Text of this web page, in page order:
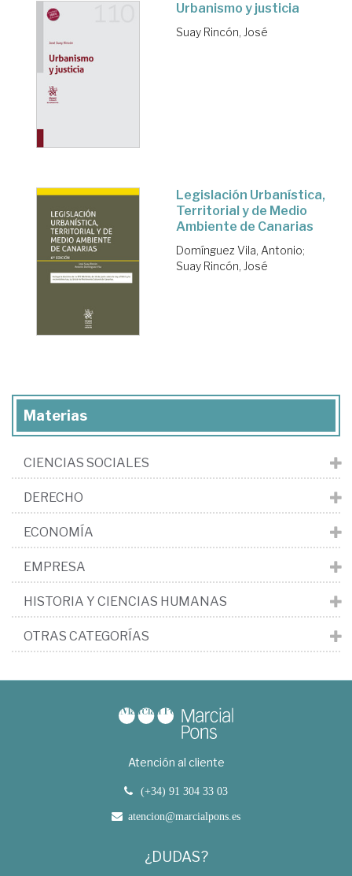
Urbanismo y justicia
Suay Rincón, José
Legislación Urbanística,
Territorial y de Medio
Ambiente de Canarias
Domínguez Vila, Antonio;
Suay Rincón, José
Materias
CIENCIAS SOCIALES
DERECHO
ECONOMÍA
EMPRESA
HISTORIA Y CIENCIAS HUMANAS
OTRAS CATEGORÍAS
Atención al cliente
(+34) 91 304 33 03
atencion@marcialpons.es
¿DUDAS?